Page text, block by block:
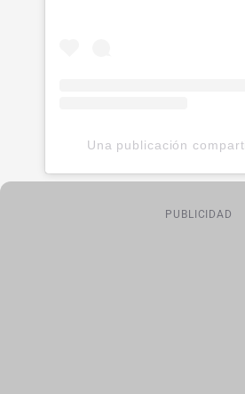
Una publicación
PUBLICIDAD